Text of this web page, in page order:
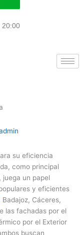
20:00
su eficiencia
como principal
un papel
y eficientes
, Badajoz, Cáceres,
las fachadas por el
por el Exterior
buscan